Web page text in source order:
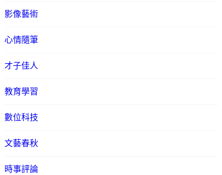
影像藝術
心情隨筆
才子佳人
教育學習
數位科技
文藝春秋
時事評論